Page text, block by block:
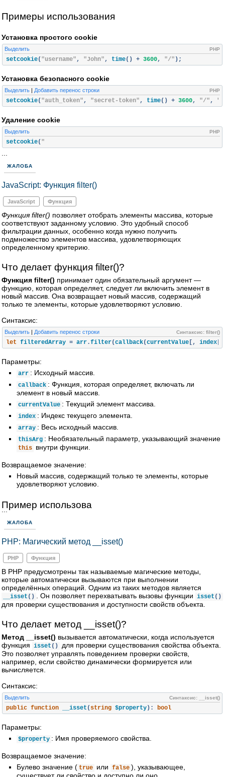
Примеры использования
Установка простого cookie
Выделить PHP
setcookie( "username" , "John" , time() + 3600, "/" );
Установка безопасного cookie
Выделить PHP
| Добавить перенос строки
setcookie( "auth_token" , "secret-token" , time() + 3600, "/" ,
Удаление cookie
Выделить PHP
setcookie( "
ЖАЛОБА
JavaScript: Функция filter()
JavaScript Функция
Функция filter() позволяет отобрать элементы массива, которые
соответствуют заданному условию. Это удобный способ
фильтрации данных, особенно когда нужно получить
подмножество элементов массива, удовлетворяющих
определенному критерию.
Что делает функция filter()?
Функция filter() принимает один обязательный аргумент —
функцию, которая определяет, следует ли включить элемент в
новый массив. Она возвращает новый массив, содержащий
только те элементы, которые удовлетворяют условию.
Синтаксис:
Выделить Синтаксис: filter()
| Добавить перенос строки
let filteredArray = arr.filter(callback(currentValue [, index
Параметры:
arr : Исходный массив.
callback : Функция, которая определяет, включать ли
элемент в новый массив.
currentValue : Текущий элемент массива.
index : Индекс текущего элемента.
array : Весь исходный массив.
thisArg : Необязательный параметр, указывающий значение
this внутри функции.
Возвращаемое значение:
Новый массив, содержащий только те элементы, которые
удовлетворяют условию.
Пример использова
...
ЖАЛОБА
PHP: Магический метод __isset()
PHP Функция
В PHP предусмотрены так называемые магические методы,
которые автоматически вызываются при выполнении
определённых операций. Одним из таких методов является
__isset () . Он позволяет перехватывать вызовы функции isset ()
для проверки существования и доступности свойств объекта.
Что делает метод __isset()?
Метод __isset() вызывается автоматически, когда используется
функция isset ()
для проверки существования свойства объекта.
Это позволяет управлять поведением проверки свойств,
например, если свойство динамически формируется или
вычисляется.
Синтаксис:
Выделить Синтаксис: __isset()
public function __isset (string $property): bool
Параметры:
$property : Имя проверяемого свойства.
Возвращаемое значение:
Булево значение ( true или false ), указывающее,